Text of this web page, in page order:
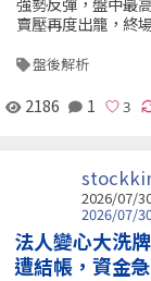
賣壓再度出籠，終
盤後解析
2186 1
2026/07/
2026/07/
法人變心大洗
遭結帳，資金